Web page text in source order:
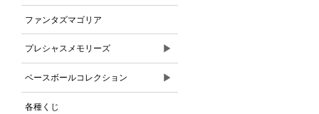
ファンタズマゴリア
プレシャスメモリーズ ▶
ベースボールコレクション ▶
各種くじ